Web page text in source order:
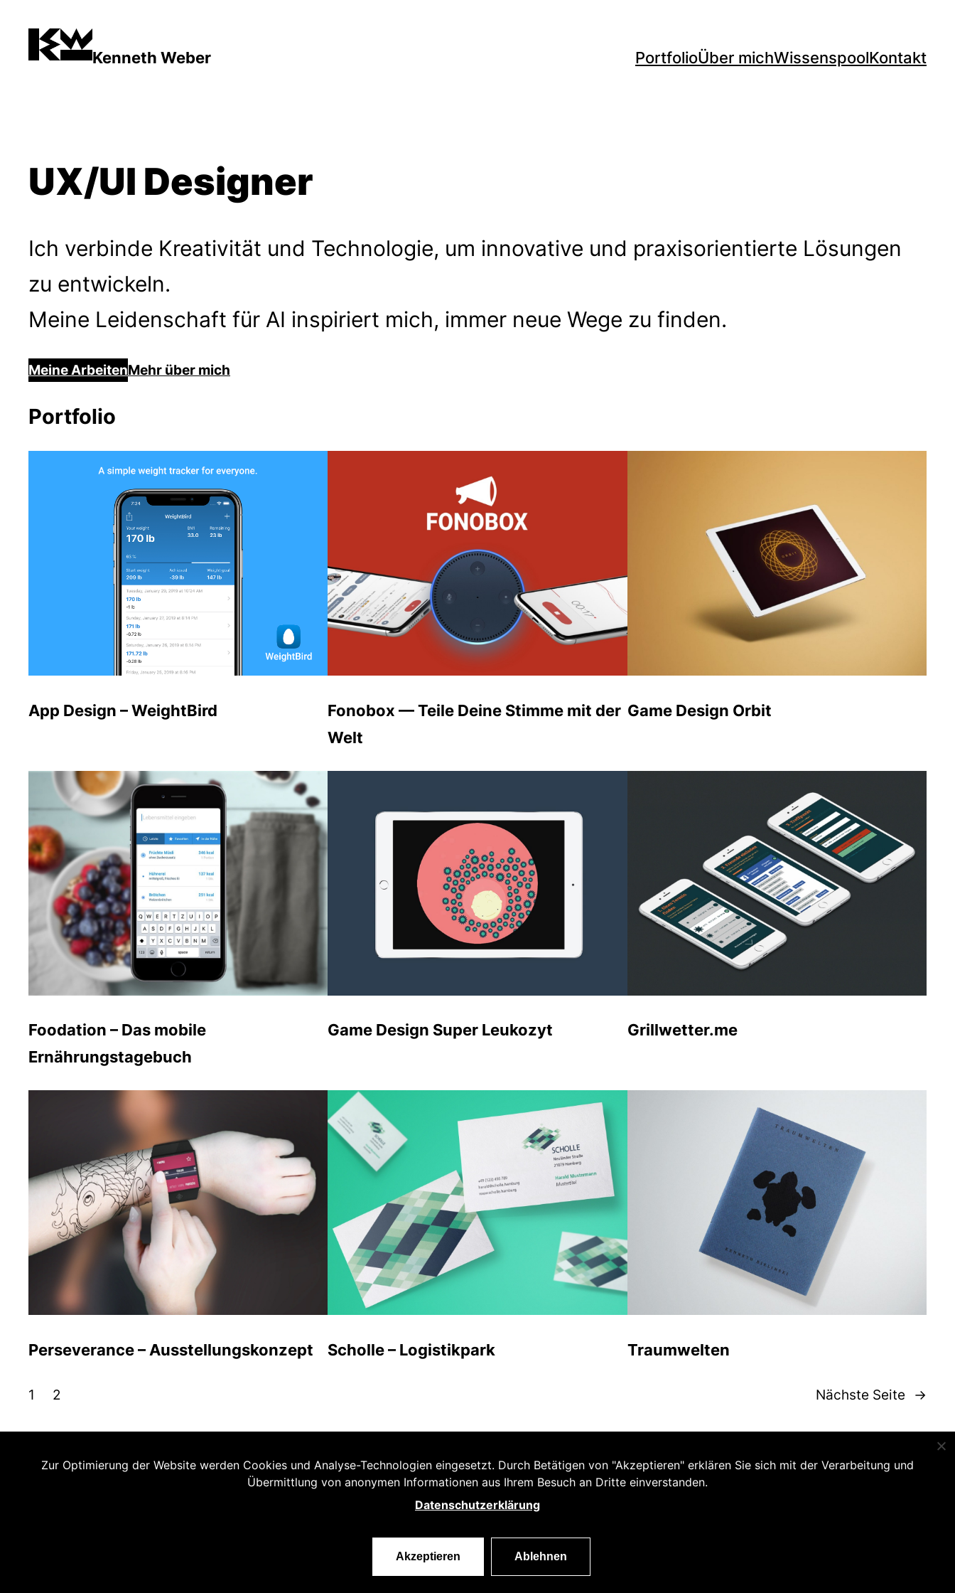
Kenneth Weber PortfolioÜber michWissenspoolKontakt
UX/UI Designer
Ich verbinde Kreativität und Technologie, um innovative und praxisorientierte Lösungen
zu entwickeln.
Meine Leidenschaft für AI inspiriert mich, immer neue Wege zu finden.
Meine ArbeitenMehr über mich
Portfolio
App Design – WeightBird
Fonobox — Teile Deine Stimme mit der
Welt
Game Design Orbit
Foodation – Das mobile
Ernährungstagebuch
Game Design Super Leukozyt Grillwetter.me
Perseverance – Ausstellungskonzept Scholle – Logistikpark Traumwelten
1 2 Nächste Seite →
Zur Optimierung der Website werden Cookies und Analyse-Technologien eingesetzt. Durch Betätigen von "Akzeptieren" erklären Sie sich mit der Verarbeitung und
Übermittlung von anonymen Informationen aus Ihrem Besuch an Dritte einverstanden.
Datenschutzerklärung
Akzeptieren Ablehnen